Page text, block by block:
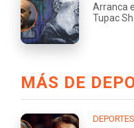
Arranca
Tupac
MÁS DE